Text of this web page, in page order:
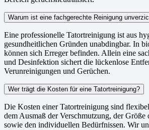
Warum ist eine fachgerechte Reinigung
Eine professionelle Tatortreinigung ist aus
gesundheitlichen Gründen unabdingbar. In
können sich Erreger befinden. Allein eine
und Desinfektion sichert die lückenlose
Verunreinigungen und Gerüchen.
Wer trägt die Kosten für eine Tatortreinigung?
Die Kosten einer Tatortreinigung sind
dem Ausmaß der Verschmutzung, der Größe
sowie den individuellen Bedürfnissen. Wir